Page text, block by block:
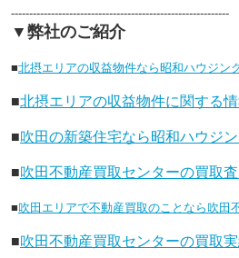
------------------------------------------------------------
▼弊社のご紹介
■北摂エリアの収益物件なら昭和ハウジン
■北摂エリアの収益物件に関する
■吹田の新築住宅なら昭和ハウジ
■吹田不動産買取センターの買取
■吹田エリアで不動産買取のことなら吹田
■吹田不動産買取センターの買取